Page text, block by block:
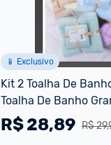
📱 Exclusivo
Kit 2 Toalha De
Toalha De Banho
Adultos Banho De S...
R$
R$28,89